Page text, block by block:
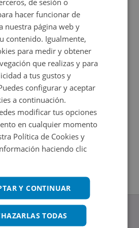
en CALLE DE LA SALETA 1
hacer funcionar de
nuestra página web y
contenido. Igualmente,
para medir y obtener
que realizas y para
a tus gustos y
configurar y aceptar
a continuación.
modificar tus opciones
en cualquier momento
Política de Cookies y
haciendo clic
Y CONTINUAR
TODAS